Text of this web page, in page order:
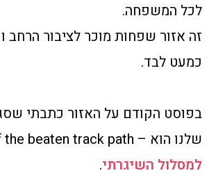
לכל המשפחה.
זה אזור שפחות מוכר לציבור הרחב
כמעט לבד.
בפוסט הקודם על האזור כתבתי
שלנו הוא – Off the beaten track path –
למסלול השיגרתי.